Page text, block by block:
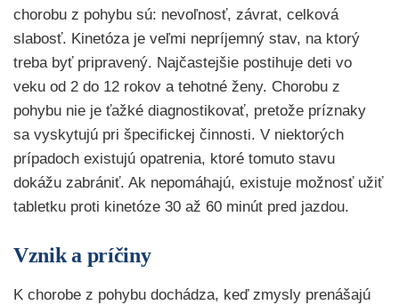
chorobu z pohybu sú: nevoľnosť, závrat, celková
slabosť. Kinetóza je veľmi nepríjemný stav, na ktorý
treba byť pripravený. Najčastejšie postihuje deti vo
veku od 2 do 12 rokov a tehotné ženy. Chorobu z
pohybu nie je ťažké diagnostikovať, pretože príznaky
sa vyskytujú pri špecifickej činnosti. V niektorých
prípadoch existujú opatrenia, ktoré tomuto stavu
dokážu zabrániť. Ak nepomáhajú, existuje možnosť užiť
tabletku proti kinetóze 30 až 60 minút pred jazdou.
Vznik a príčiny
K chorobe z pohybu dochádza, keď zmysly prenášajú